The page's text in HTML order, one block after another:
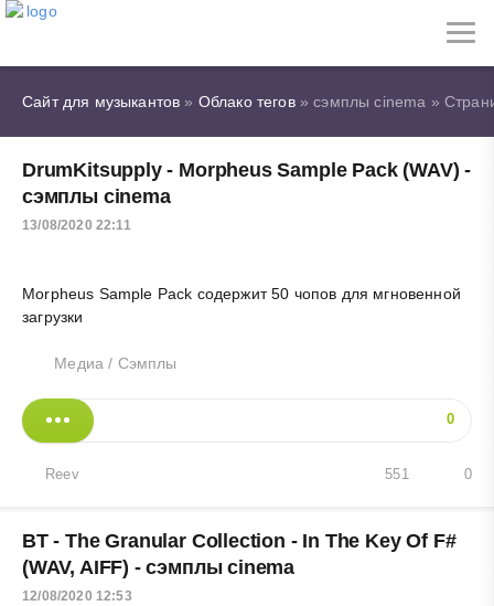
Сайт для музыкантов » Облако тегов» сэмплы cinema »
DrumKitsupply - Morpheus Sample Pack (WAV) -
сэмплы cinema
13/08/2020 22:11
Morpheus Sample Pack содержит 50 чопов для мгновенной
загрузки
Медиа / Сэмплы
0
Reev 0
551
BT - The Granular Collection - In The Key Of F#
(WAV, AIFF) - сэмплы cinema
12/08/2020 12:53